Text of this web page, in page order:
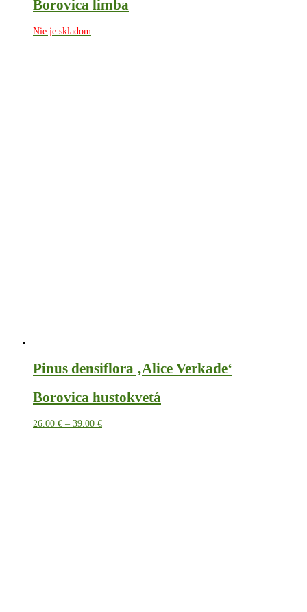
Borovica limba
Nie je skladom
Pinus densiflora ‚Alice Verkade‘
Borovica hustokvetá
26.00 € – 39.00 €Price